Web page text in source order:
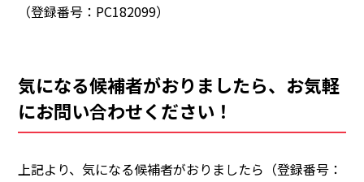
（登録番号：PC182099）
気になる候補者がおりましたら、お気軽
にお問い合わせください！
上記より、気になる候補者がおりましたら （登録番号：